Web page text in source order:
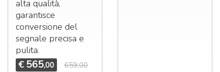
alta qualità,
garantisce
conversione del
segnale precisa e
pulita.
€ 565,00 659,00